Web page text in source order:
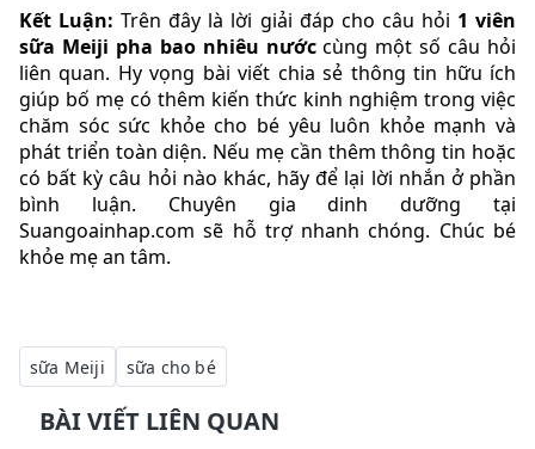
Kết Luận: Trên đây là lời giải đáp cho câu hỏi 1 viên
sữa Meiji pha bao nhiêu nướccùng một số câu hỏi
liên quan. Hy vọng bài viết chia sẻ thông tin hữu ích
giúp bố mẹ có thêm kiến thức kinh nghiệm trong việc
chăm sóc sức khỏe cho bé yêu luôn khỏe mạnh và
phát triển toàn diện. Nếu mẹ cần thêm thông tin hoặc
có bất kỳ câu hỏi nào khác, hãy để lại lời nhắn ở phần
bình luận. Chuyên gia dinh dưỡng tại
Suangoainhap.com sẽ hỗ trợ nhanh chóng. Chúc bé
khỏe mẹ an tâm.
sữa Meiji sữa cho bé
BÀI VIẾT LIÊN QUAN